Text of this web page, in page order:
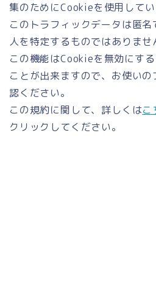
集のためにCookieを使用してい
このトラフィックデータは匿
人を特定するものではありませ
この機能はCookieを無効にす
ことが出来ますので、お使い
認ください。
この規約に関して、詳しくはこ
クリックしてください。